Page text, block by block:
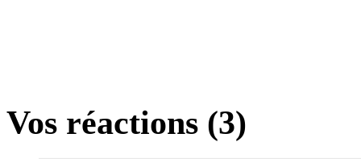
Vos réactions (3)